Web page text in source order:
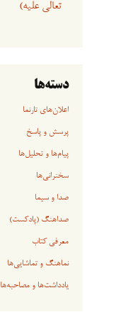
تعالی علیه)
دسته‌ها
اعلان‌های تارنما
پرسش و پاسخ
پیام‌ها و تحلیل‌ها
سخنرانی‏‏‌ها
صدا و سیما
صداهنگ (پادکست)
معرفی کتاب
نماهنگ و تماشایی‌ها
یادداشت‌ها و مصاحبه‌ها